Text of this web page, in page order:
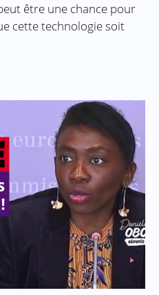
être une chance pour
cette technologie soit